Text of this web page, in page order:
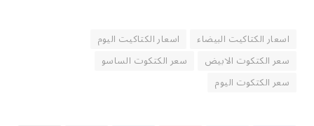
اسعار الكتاكيت البيضاء
اسعار الكتاكيت اليوم
سعر الكتكوت الابيض
سعر الكتكوت الساسو
سعر الكتكوت اليوم